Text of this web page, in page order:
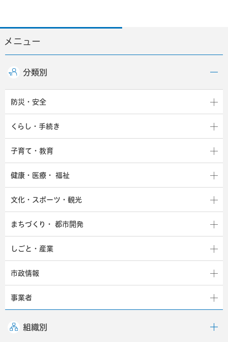
メニュー
分類別
防災・安全
くらし・手続き
子育て・教育
健康・医療・ 福祉
文化・スポーツ・観光
まちづくり・ 都市開発
しごと・産業
市政情報
事業者
組織別